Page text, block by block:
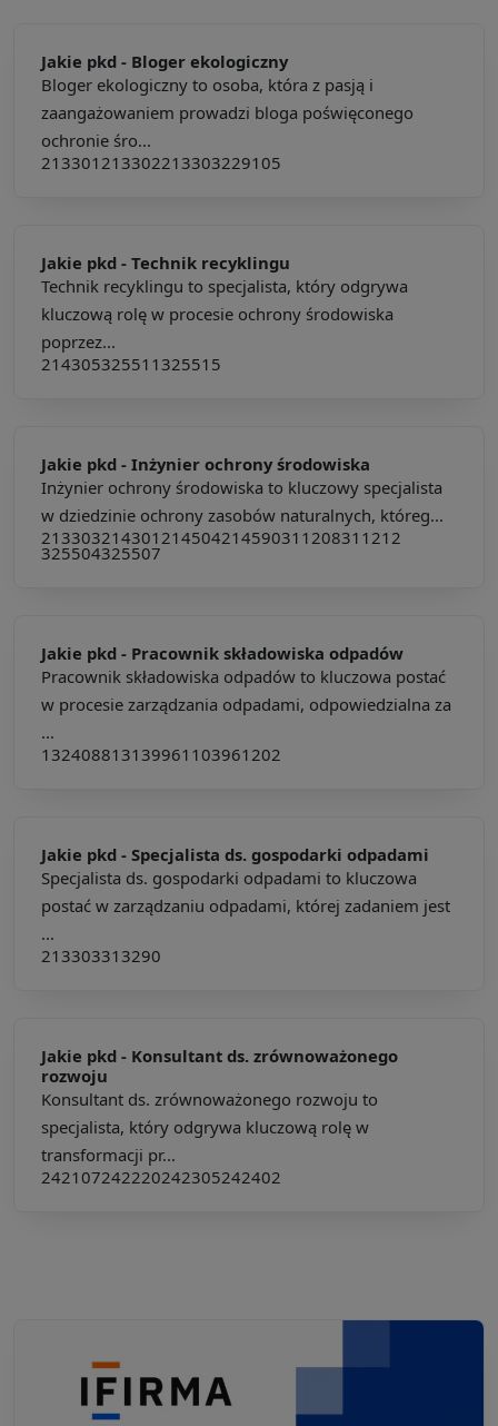
Jakie pkd - Bloger ekologiczny
Bloger ekologiczny to osoba, która z pasją i
zaangażowaniem prowadzi bloga poświęconego
ochronie śro...
213301 213302213303229105
Jakie pkd - Technik recyklingu
Technik recyklingu to specjalista, który odgrywa
kluczową rolę w procesie ochrony środowiska
poprzez...
214305325511325515
Jakie pkd - Inżynier ochrony środowiska
Inżynier ochrony środowiska to kluczowy specjalista
w dziedzinie ochrony zasobów naturalnych, któreg...
213303214301 214504214590311208311212
325504325507
Jakie pkd - Pracownik składowiska odpadów
Pracownik składowiska odpadów to kluczowa postać
w procesie zarządzania odpadami, odpowiedzialna za
...
132408813139961103961202
Jakie pkd - Specjalista ds. gospodarki odpadami
Specjalista ds. gospodarki odpadami to kluczowa
postać w zarządzaniu odpadami, której zadaniem jest
...
213303313290
Jakie pkd - Konsultant ds. zrównoważonego
rozwoju
Konsultant ds. zrównoważonego rozwoju to
specjalista, który odgrywa kluczową rolę w
transformacji pr...
242107242220242305242402